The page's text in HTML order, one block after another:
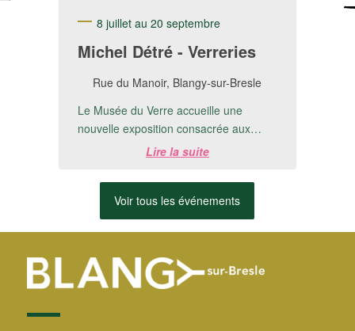
8 juillet au 20 septembre
Michel Détré - Verreries
Rue du Manoir, Blangy-sur-Bresle
Le Musée du Verre accueille une
nouvelle exposition consacrée aux
créations de Michel Detré.📅 Du 8 juillet
Lire la suite
Voir tous les événements